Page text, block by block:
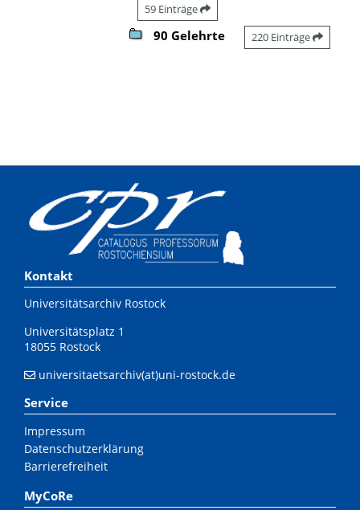
59 Einträge
90 Gelehrte 220 Einträge
Kontakt
Universitätsarchiv Rostock
Universitätsplatz 1
18055 Rostock
universitaetsarchiv(at)uni-rostock.de
Service
Impressum
Datenschutzerklärung
Barrierefreiheit
MyCoRe